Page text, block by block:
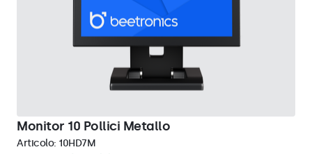
Monitor 10 Pollici Metallo
Articolo: 10HD7M